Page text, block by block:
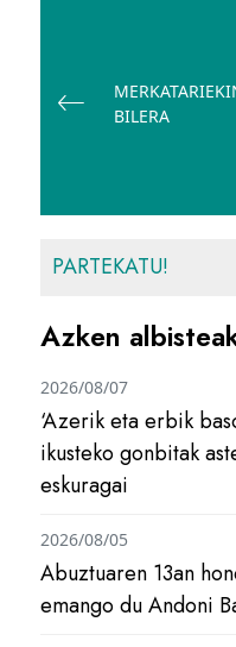
BILERA
PARTEKATU!
Azken
‘Azerik eta erbik
ikusteko gonbitak
eskuragai
2026/08/07
Abuztuaren 13an
emango du Andoni
2026/08/05